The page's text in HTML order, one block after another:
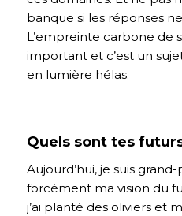
banque si les réponses
L’empreinte carbone de
important et c’est un
en lumière hélas.
Quels sont tes
Aujourd’hui, je suis
forcément ma vision du
j’ai planté des oliviers et